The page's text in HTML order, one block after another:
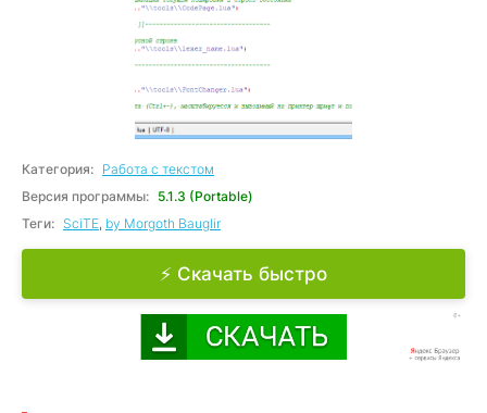
Категория: Работа с текстом
Версия программы: 5.1.3 (Portable)
Теги: SciTE, by Morgoth Bauglir
⚡ Скачать быстро